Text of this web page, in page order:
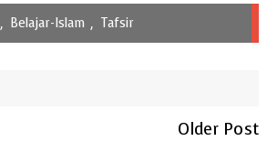
, Belajar-Islam , Tafsir
Older Post